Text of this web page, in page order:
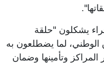
يشكلون "حلقة
الوطني، لما يضطلعون به
وتأمينها وضمان